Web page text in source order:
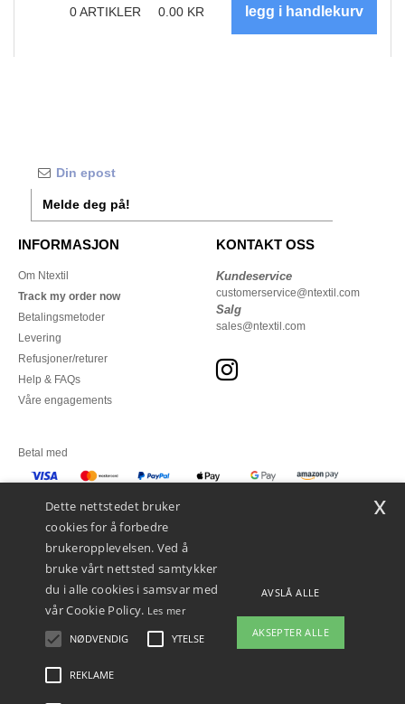
0ARTIKLER 0.00 KR
Melde deg på!
INFORMASJON
Om Ntextil
Track my order now
Betalingsmetoder
Levering
Refusjoner/returer
Help & FAQs
Våre engagements
KONTAKT OSS
Kundeservice
customerservice@ntextil.com
Salg
sales@ntextil.com
Betal med
Juridiske merknader
Dette nettstedet bruker
cookies for å forbedre
brukeropplevelsen. Ved å
bruke vårt nettsted samtykker
du i alle cookies i samsvar med
vår Cookie Policy. Les mer
NØDVENDIG YTELSE
REKLAME
AVSLÅ ALLE
AKSEPTER ALLE
x